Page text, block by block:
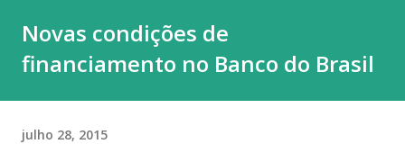
Novas condições de
financiamento no Banco do Brasil
julho 28, 2015